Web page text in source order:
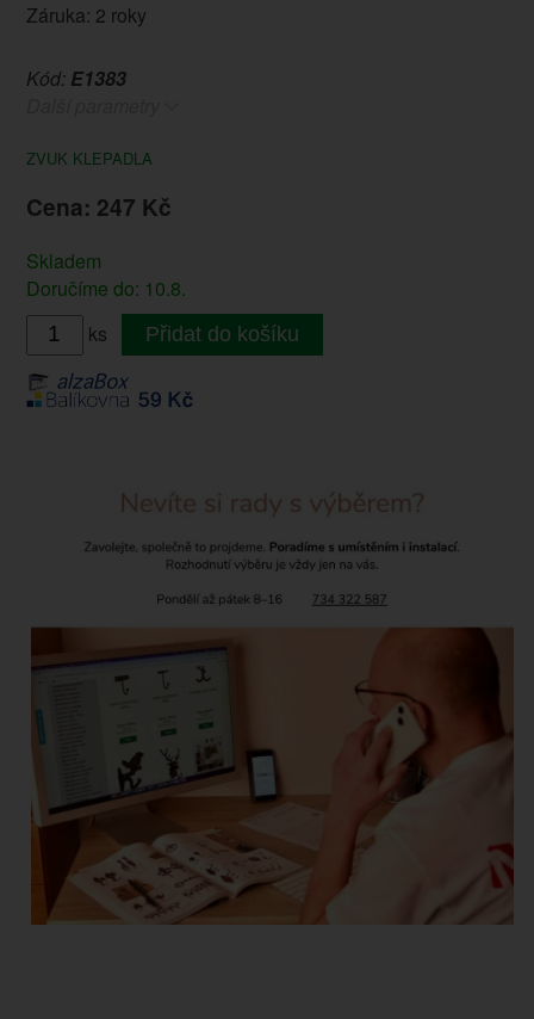
Záruka: 2 roky
Kód: E1383
ZVUK KLEPADLA
Cena: 247 Kč
Skladem
Doručíme do: 10.8.
ks
Přidat do košíku